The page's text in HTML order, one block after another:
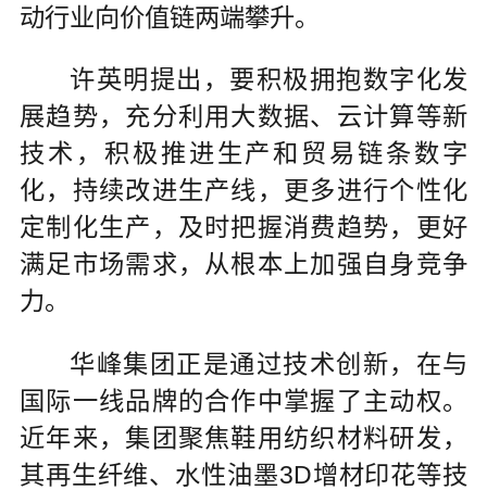
动行业向价值链两端攀升。
许英明提出，要积极拥抱数字化发
展趋势，充分利用大数据、云计算等新
技术，积极推进生产和贸易链条数字
化，持续改进生产线，更多进行个性化
定制化生产，及时把握消费趋势，更好
满足市场需求，从根本上加强自身竞争
力。
华峰集团正是通过技术创新，在与
国际一线品牌的合作中掌握了主动权。
近年来，集团聚焦鞋用纺织材料研发，
其再生纤维、水性油墨3D增材印花等技